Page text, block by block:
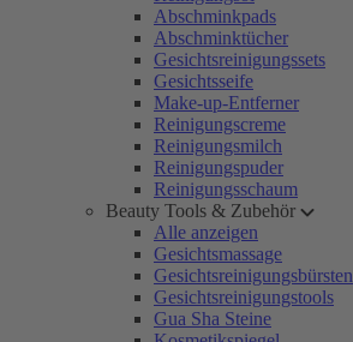
Abschminkpads
Abschminktücher
Gesichtsreinigungssets
Gesichtsseife
Make-up-Entferner
Reinigungscreme
Reinigungsmilch
Reinigungspuder
Reinigungsschaum
Beauty Tools & Zubehör
Alle anzeigen
Gesichtsmassage
Gesichtsreinigungsbürsten
Gesichtsreinigungstools
Gua Sha Steine